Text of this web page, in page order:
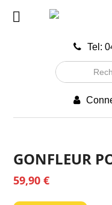
Tel:
Rechercher
GONFLEUR
59,90€